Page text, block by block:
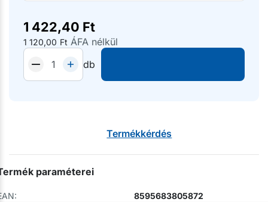
1 422,40 Ft
1 120,00 Ft ÁFA nélkül
db
Termékkérdés
paraméterei
8595683805872